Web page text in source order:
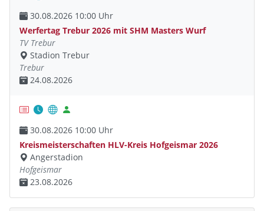
30.08.2026 10:00 Uhr
Werfertag Trebur 2026 mit SHM Masters Wurf
TV Trebur
Stadion Trebur
Trebur
24.08.2026
30.08.2026 10:00 Uhr
Kreismeisterschaften HLV-Kreis Hofgeismar 2026
Angerstadion
Hofgeismar
23.08.2026